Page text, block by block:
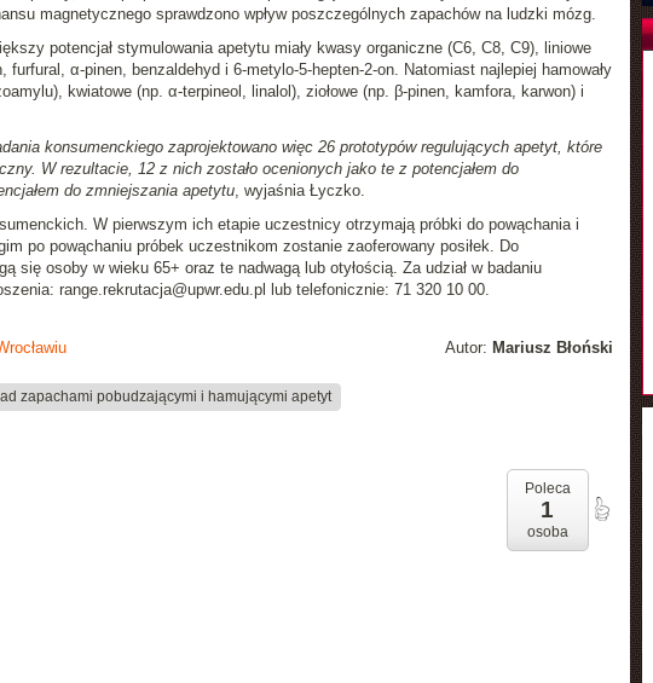
magnetycznego sprawdzono wpływ poszczególnych zapachów na ludzki mózg.
potencjał stymulowania apetytu miały kwasy organiczne (C6, C8, C9), liniowe
furfural, α-pinen, benzaldehyd i 6-metylo-5-hepten-2-on. Natomiast najlepiej hamowały
kwiatowe (np. α-terpineol, linalol), ziołowe (np. β-pinen, kamfora, karwon) i
konsumenckiego zaprojektowano więc 26 prototypów regulujących apetyt, które
W rezultacie, 12 z nich zostało ocenionych jako te z potencjałem do
do zmniejszania apetytu, wyjaśnia Łyczko.
W pierwszym ich etapie uczestnicy otrzymają próbki do powąchania i
po powąchaniu próbek uczestnikom zostanie zaoferowany posiłek. Do
się osoby w wieku 65+ oraz te nadwagą lub otyłością. Za udział w badaniu
range.rekrutacja@upwr.edu.pl lub telefonicznie: 71 320 10 00.
Autor: Mariusz Błoński
zapachami pobudzającymi i hamującymi apetyt
Poleca
1
osoba